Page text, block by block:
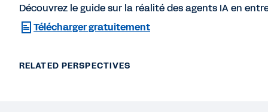
Découvrez le guide sur la réalité des agents IA en
Télécharger gratuitement
RELATED PERSPECTIVES